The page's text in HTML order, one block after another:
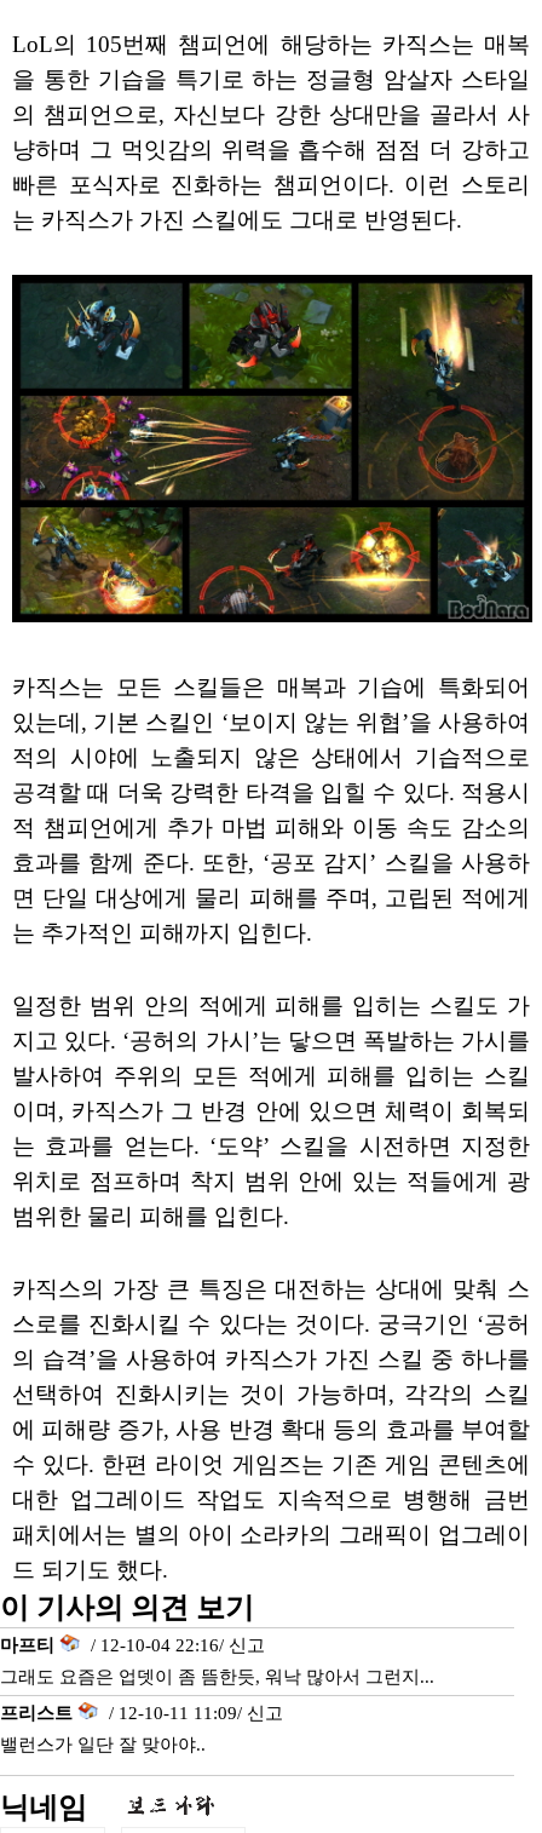
LoL의 105번째 챔피언에 해당하는 카직스는 매복
을 통한 기습을 특기로 하는 정글형 암살자 스타일
의 챔피언으로, 자신보다 강한 상대만을 골라서 사
냥하며 그 먹잇감의 위력을 흡수해 점점 더 강하고
빠른 포식자로 진화하는 챔피언이다. 이런 스토리
는 카직스가 가진 스킬에도 그대로 반영된다.
카직스는 모든 스킬들은 매복과 기습에 특화되어
있는데, 기본 스킬인 ‘보이지 않는 위협’을 사용하여
적의 시야에 노출되지 않은 상태에서 기습적으로
공격할 때 더욱 강력한 타격을 입힐 수 있다. 적용시
적 챔피언에게 추가 마법 피해와 이동 속도 감소의
효과를 함께 준다. 또한, ‘공포 감지’ 스킬을 사용하
면 단일 대상에게 물리 피해를 주며, 고립된 적에게
는 추가적인 피해까지 입힌다.
일정한 범위 안의 적에게 피해를 입히는 스킬도 가
지고 있다. ‘공허의 가시’는 닿으면 폭발하는 가시를
발사하여 주위의 모든 적에게 피해를 입히는 스킬
이며, 카직스가 그 반경 안에 있으면 체력이 회복되
는 효과를 얻는다. ‘도약’ 스킬을 시전하면 지정한
위치로 점프하며 착지 범위 안에 있는 적들에게 광
범위한 물리 피해를 입힌다.
카직스의 가장 큰 특징은 대전하는 상대에 맞춰 스
스로를 진화시킬 수 있다는 것이다. 궁극기인 ‘공허
의 습격’을 사용하여 카직스가 가진 스킬 중 하나를
선택하여 진화시키는 것이 가능하며, 각각의 스킬
에 피해량 증가, 사용 반경 확대 등의 효과를 부여할
수 있다. 한편 라이엇 게임즈는 기존 게임 콘텐츠에
대한 업그레이드 작업도 지속적으로 병행해 금번
패치에서는 별의 아이 소라카의 그래픽이 업그레이
드 되기도 했다.
이 기사의 의견 보기
마프티 / 12-10-04 22:16/ 신고
그래도 요즘은 업뎃이 좀 뜸한듯, 워낙 많아서 그런지...
프리스트
/ 12-10-11 11:09/ 신고
밸런스가 일단 잘 맞아야..
닉네임